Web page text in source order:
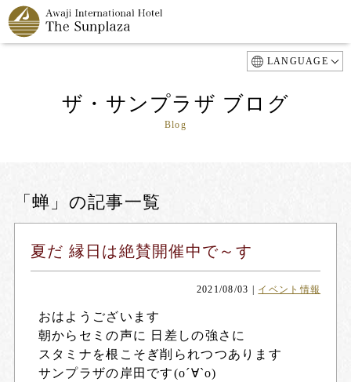
LANGUAGE
ザ・サンプラザ ブログ
Blog
「蝉」の記事一覧
夏だ 縁日は絶賛開催中で～す
2021/08/03 イベント情報
おはようございます
朝からセミの声に 日差しの強さに
スタミナを根こそぎ削られつつあります
サンプラザの岸田です(о´∀`о)